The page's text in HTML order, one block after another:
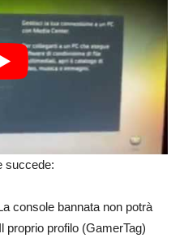
succede:
console bannata non potrà
proprio profilo (GamerTag)